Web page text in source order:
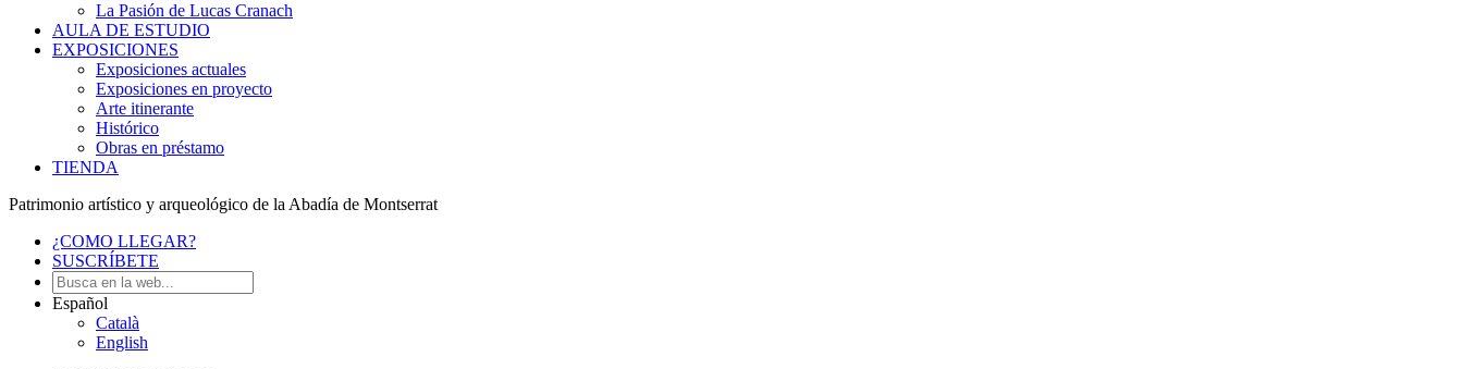
La Pasión de Lucas Cranach
AULA DE ESTUDIO
EXPOSICIONES
Exposiciones actuales
Exposiciones en proyecto
Arte itinerante
Histórico
Obras en préstamo
TIENDA
Patrimonio artístico y arqueológico de la Abadía de Montserrat
¿COMO LLEGAR?
SUSCRÍBETE
Español
Català
English